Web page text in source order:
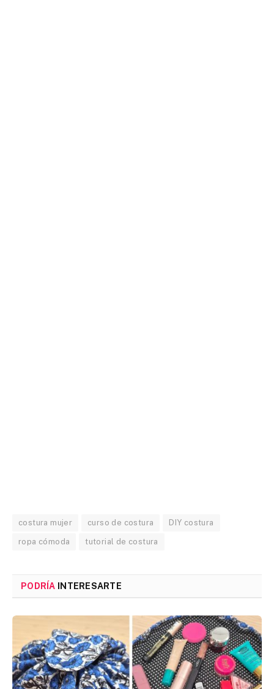
costura mujer curso de costura DIY costura
ropa cómoda tutorial de costura
PODRÍA INTERESARTE